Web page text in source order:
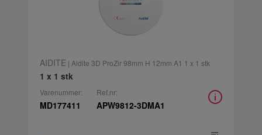
AIDITE | Aidite 3D ProZir 98mm H 12mm A1 1 x 1 stk
1 x 1 stk
Varenummer:
MD177411
Ref.nr:
APW9812-3DMA1